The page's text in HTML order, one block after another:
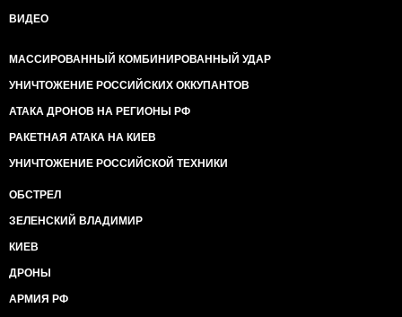
ВИДЕО
МАССИРОВАННЫЙ КОМБИНИРОВАННЫЙ УДАР
УНИЧТОЖЕНИЕ РОССИЙСКИХ ОККУПАНТОВ
АТАКА ДРОНОВ НА РЕГИОНЫ РФ
РАКЕТНАЯ АТАКА НА КИЕВ
УНИЧТОЖЕНИЕ РОССИЙСКОЙ ТЕХНИКИ
ОБСТРЕЛ
ЗЕЛЕНСКИЙ ВЛАДИМИР
КИЕВ
ДРОНЫ
АРМИЯ РФ